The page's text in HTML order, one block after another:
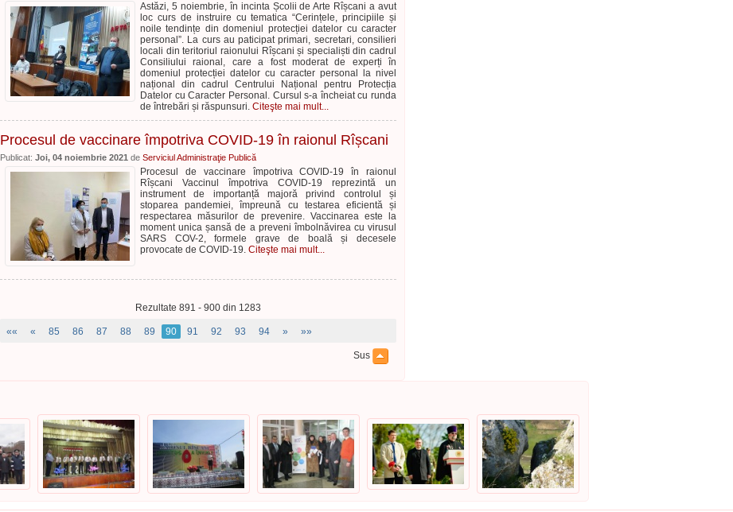
Astăzi, 5 noiembrie, în incinta Școlii de Arte Rîșcani a avut
loc curs de instruire cu tematica “Cerințele, principiile și
noile tendințe din domeniul protecției datelor cu caracter
personal”. La curs au paticipat primari, secretari, consilieri
locali din teritoriul raionului Rîșcani și specialiști din cadrul
Consiliului raional, care a fost moderat de experți în
domeniul protecției datelor cu caracter personal la nivel
național din cadrul Centrului Național pentru Protecția
Datelor cu Caracter Personal. Cursul s-a încheiat cu runda
de întrebări și răspunsuri. Citeşte mai mult...
Procesul de vaccinare împotriva COVID-19 în raionul Rîșcani
Publicat: Joi, 04 noiembrie 2021 de Serviciul Administraţie Publică
Procesul de vaccinare împotriva COVID-19 în raionul
Rîșcani Vaccinul împotriva COVID-19 reprezintă un
instrument de importanță majoră privind controlul și
stoparea pandemiei, împreună cu testarea eficientă și
respectarea măsurilor de prevenire. Vaccinarea este la
moment unica șansă de a preveni îmbolnăvirea cu virusul
SARS COV-2, formele grave de boală și decesele
provocate de COVID-19. Citeşte mai mult...
Rezultate 891 - 900 din 1283
«« « 85 86 87 88 89 90 91 92 93 94 » »»
Sus